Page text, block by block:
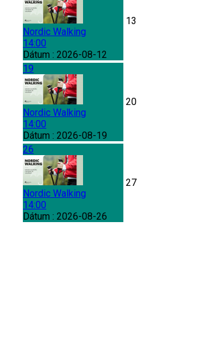
Nordic Walking
14:00
Dátum : 2026-08-12
13
19
Nordic Walking
14:00
Dátum : 2026-08-19
20
26
Nordic Walking
14:00
Dátum : 2026-08-26
27